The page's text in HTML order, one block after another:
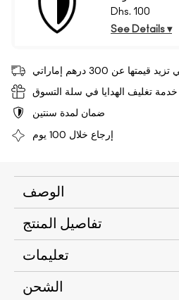
Dhs. 100
See Details ▾
عن 300 درهم إماراتي
خدمة تغليف الهدايا في سلة التسوق
ضمان لمدة سنتين
إرجاع خلال 100 يوم
الوصف
تفاصيل المنتج
تعليمات
الشحن